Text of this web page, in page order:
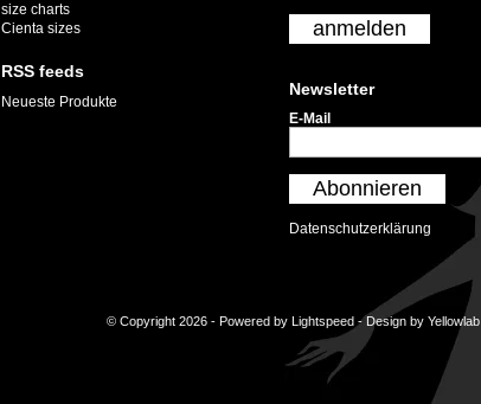
size charts
Cienta sizes
RSS feeds
Neueste Produkte
anmelden
Newsletter
E-Mail
Abonnieren
Datenschutzerklärung
© Copyright 2026 - Powered by Lightspeed- Design by Yellowlab